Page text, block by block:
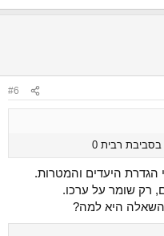
#6
הגדרת היעדים והמטרות.
רק שומר על ערכו.
השאלה היא למה?